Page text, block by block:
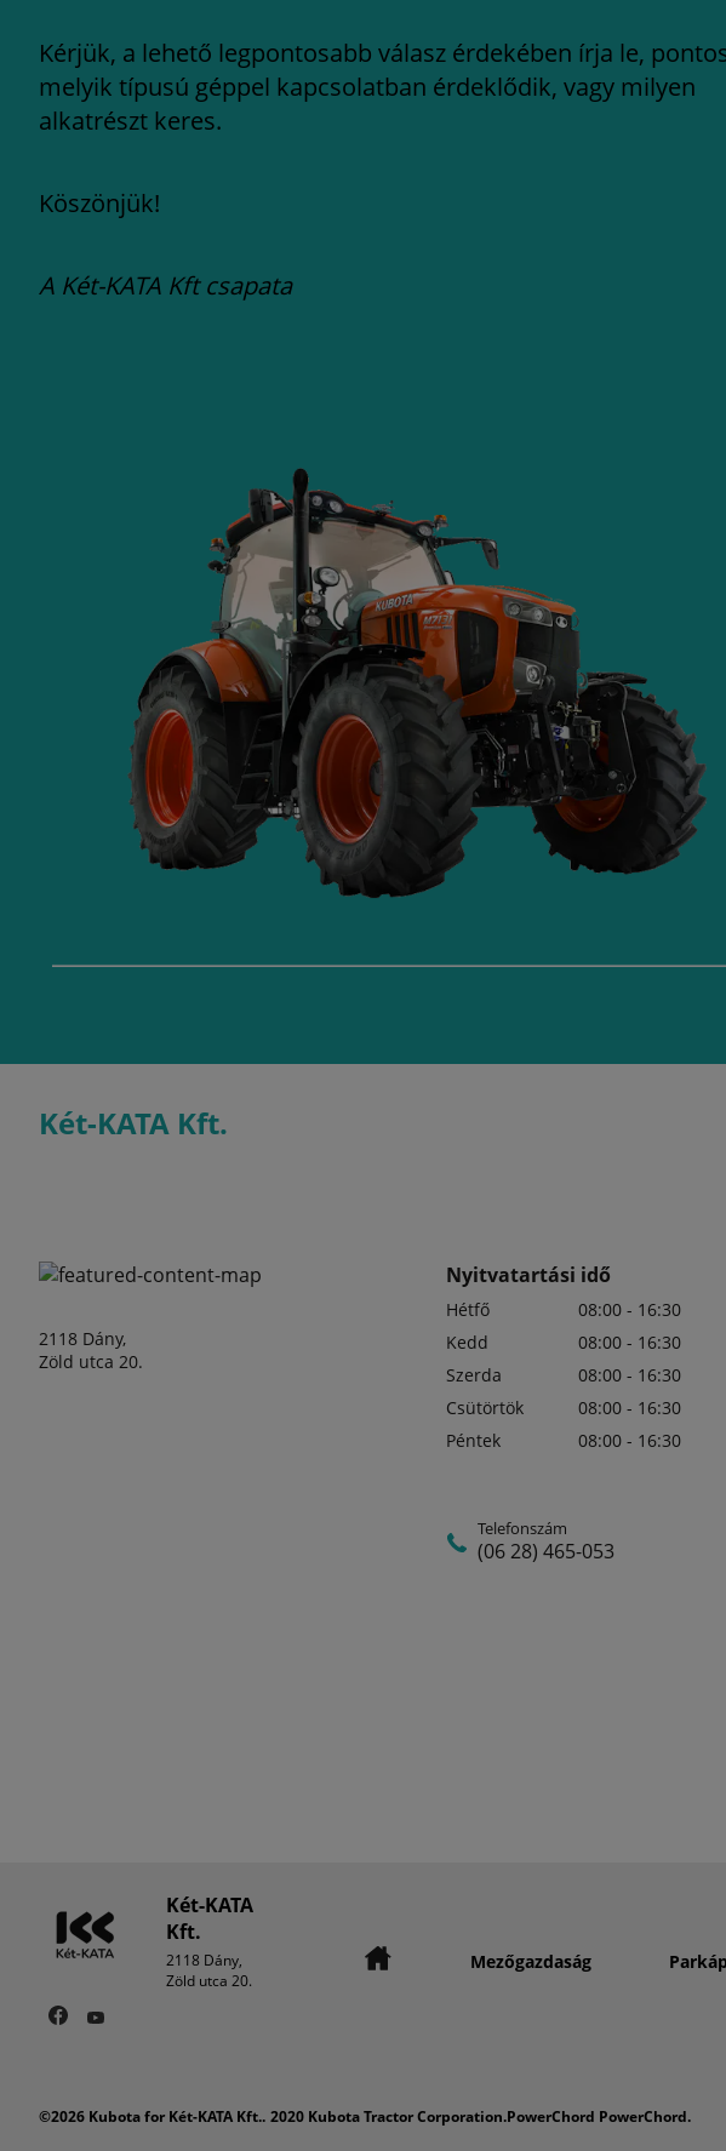
Kérjük, a lehető legpontosabb válasz érdekében írja le,
melyik típusú géppel kapcsolatban érdeklődik, vagy milyen
alkatrészt keres.
Köszönjük!
A Két-KATA Kft csapata
Két-KATA Kft.
2118 Dány,
Zöld utca 20.
Nyitvatartási idő
Hétfő
08:00 - 16:30
Kedd
08:00 - 16:30
Szerda
08:00 - 16:30
Csütörtök
08:00 - 16:30
Péntek
08:00 - 16:30
Telefonszám
(06 28) 465-053
Két-KATA
Kft.
2118 Dány,
Zöld utca 20.
Mezőgazdaság
©2026 Kubota for Két-KATA Kft.. 2020 Kubota Tractor Corporation.PowerChord PowerChord.